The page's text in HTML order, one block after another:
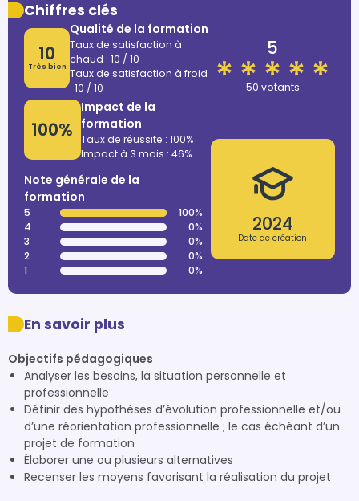
Chiffres clés
10
Très bien
Qualité de la formation
Taux de satisfaction à
chaud : 10 / 10
Taux de satisfaction à froid
: 10 / 10
100%
Impact de la
formation
Taux de réussite : 100%
Impact à 3 mois : 46%
Note générale de la
formation
5
100%
4
0%
3
0%
2
0%
1
0%
5
50 votants
2024
Date de création
En savoir plus
Objectifs pédagogiques
Analyser les besoins, la situation personnelle et
professionnelle
Définir des hypothèses d’évolution professionnelle et/ou
d’une réorientation professionnelle ; le cas échéant d’un
projet de formation
Élaborer une ou plusieurs alternatives
Recenser les moyens favorisant la réalisation du projet